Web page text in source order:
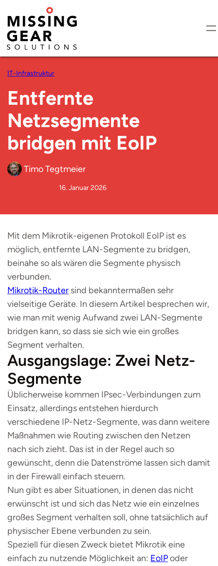
IT-Infrastruktur
Entfernte
Netzsegmente
bridgen mit EoIP
Timo Tegtmeier
16. Januar 2026
Mit dem Mikrotik-eigenen Protokoll EoIP ist es
möglich, entfernte LAN-Segmente zu bridgen,
beinahe so als wären die Segmente physisch
verbunden.
Mikrotik-Router sind bekanntermaßen sehr
vielseitige Geräte. In diesem Artikel besprechen wir,
wie man mit wenig Aufwand zwei LAN-Segmente
bridgen kann, so dass sie sich wie ein großes
Segment verhalten.
Ausgangslage: Zwei Netz-
Segmente
Üblicherweise kommen IPsec-Verbindungen zum
Einsatz, allerdings entstehen hierdurch
verschiedene IP-Netz-Segmente, was dann weitere
Maßnahmen wie Routing zwischen den Netzen
nach sich zieht. Das ist in der Regel auch so
gewünscht, denn die Datenströme lassen sich damit
in der Firewall einfach steuern.
Nun gibt es aber Situationen, in denen das nicht
erwünscht ist und sich das Netz wie ein einzelnes
großes Segment verhalten soll, ohne tatsächlich auf
physischer Ebene verbunden zu sein.
Speziell für diesen Zweck bietet Mikrotik eine
einfach zu nutzende Möglichkeit an: EoIPoder